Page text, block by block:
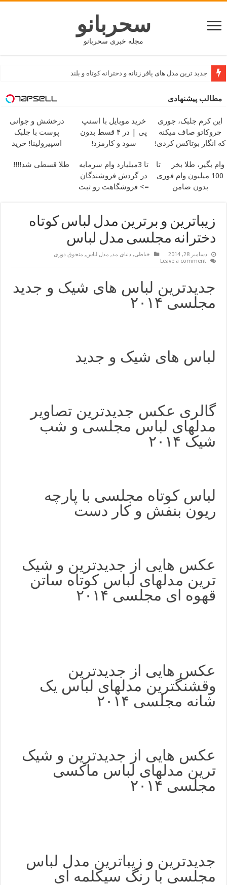
سحربانو
مجله خبری سحربانو
جدید ترین مدل های پافر زنانه و دخترانه کوتاه و بلند
مطالب پیشنهادی
این کرم جلبک، جوری
چروکاتو صاف میکنه
که انگار بوتاکس کردی!
خرید موبایل با اسنپ
پی | در ۴ قسط بدون
سود و کارمزد!
درخشش و جوانی
پوست با جلبک
اسپیرولینا! خرید
وام بگیر، طلا بخر
تا
100 میلیون وام فوری
بدون ضامن
تا 3میلیارد وام سرمایه
در گردش فروشندگان
=> فروشگاهت رو ثبت
طلا قسطی شد!!!!
زیباترین و برترین مدل لباس کوتاه
دخترانه مجلسی مدل لباس
دسامبر 28, 2014 خیاطی, دنیای مد, مدل لباس, منجوق دوزی
Leave a comment
جدیدترین لباس های شیک و جدید
مجلسی ۲۰۱۴
لباس های شیک و جدید
گالری عکس جدیدترین تصاویر
مدلهای لباس مجلسی و شب
شیک ۲۰۱۴
لباس کوتاه مجلسی با پارچه
ریون بنفش و کار دست
عکس هایی از جدیدترین و شیک
ترین مدلهای لباس کوتاه ساتن
قهوه ای مجلسی ۲۰۱۴
عکس هایی از جدیدترین
وقشنگترین مدلهای لباس یک
شانه مجلسی ۲۰۱۴
عکس هایی از جدیدترین و شیک
ترین مدلهای لباس ماکسی
مجلسی ۲۰۱۴
جدیدترین و زیباترین مدل لباس
مجلسی با رنگ سیکلمه ای